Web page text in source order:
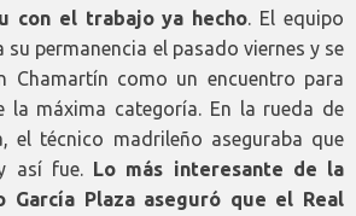
con el trabajo ya hecho . El equipo
permanencia el pasado viernes y se
Chamartín como un encuentro para
la máxima categoría. En la rueda de
el técnico madrileño aseguraba que
así fue. Lo más interesante de la
García Plaza aseguró que el Real